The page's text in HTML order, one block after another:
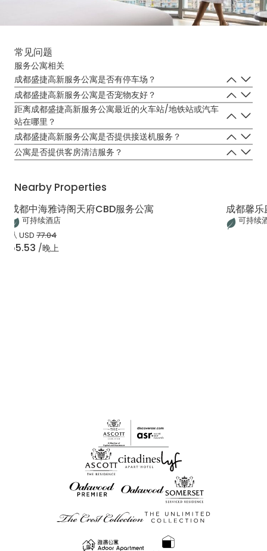
常见问题
服务公寓相关
成都盛捷高新服务公寓是否有停车场？
是，成都盛捷高新服务公寓有停车场。公寓停车场入口在公寓正门的后
方，停车位于公寓建筑B1层。短住客人免费停车，需要到前台领取免费
停车券。
成都盛捷高新服务公寓是否宠物友好？
不可以，成都盛捷高新服务公寓内不允许携带宠物。
距离成都盛捷高新服务公寓最近的火车站/地铁站或汽车
站在哪里？
离成都盛捷高新服务公寓最近的火车/地铁站是车南站/地铁18号线和1
号线的世纪城站。
成都盛捷高新服务公寓是否提供接送机服务？
是，成都盛捷高新服务公寓为住客提供机场接送服务，住客可以在我们
的网站预订过程中选择机场接送服务。
公寓是否提供客房清洁服务？
Nearby Properties
成都中海雅诗阁天府CBD服务公寓
可持续酒店
从USD 77.04
55.53 /晚上
成都馨
可持续